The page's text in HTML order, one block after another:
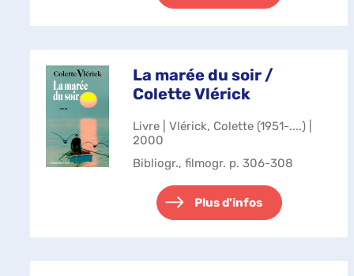
La marée du soir /
Colette Vlérick
Livre | Vlérick, Colette (1951-....) |
2000
Bibliogr., filmogr. p. 306-308
Plus d'infos